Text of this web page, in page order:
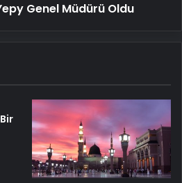
Genel Müdürü Oldu